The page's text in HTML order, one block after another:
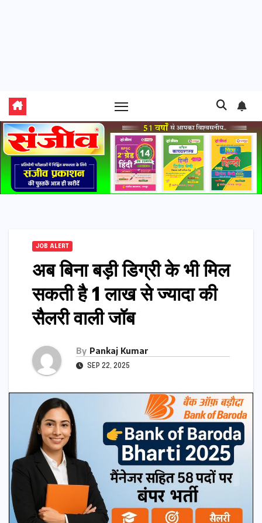
JOB ALERT
अब बिना बड़ी डिग्री के भी मिल
सकती है 1 लाख से ज्यादा की
सैलरी वाली जॉब
By Pankaj Kumar
SEP 22, 2025